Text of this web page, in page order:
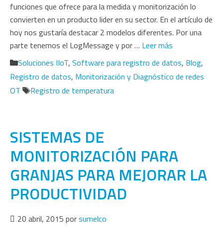
funciones que ofrece para la medida y monitorización lo
convierten en un producto lider en su sector. En el artículo de
hoy nos gustaría destacar 2 modelos diferentes. Por una
parte tenemos el LogMessage y por … Leer más
Categorías
Soluciones IIoT, Software para registro de datos, Blog,
Registro de datos, Monitorización y Diagnóstico de redes
OT
Etiquetas
Registro de temperatura
SISTEMAS DE
MONITORIZACIÓN PARA
GRANJAS PARA MEJORAR LA
PRODUCTIVIDAD
20 abril, 2015 porsumelco